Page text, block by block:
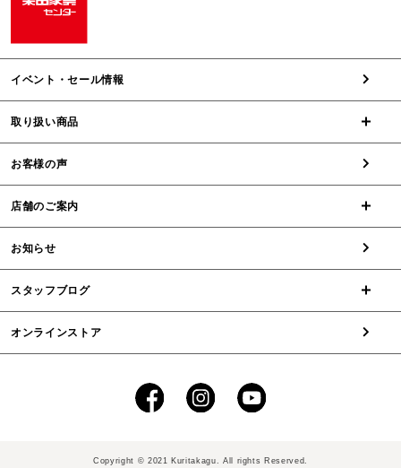
イベント・セール情報
取り扱い商品
お客様の声
店舗のご案内
お知らせ
スタッフブログ
オンラインストア
Copyright © 2021 Kuritakagu. All rights Reserved.